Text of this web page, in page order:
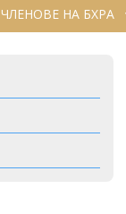
ЧЛЕНОВЕ НА БХРА